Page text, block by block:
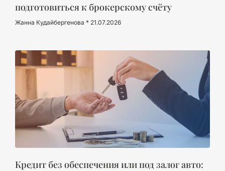
подготовиться к брокерскому счёту
Жанна Кудайбергенова 21.07.2026
Кредит без обеспечения или под залог авто: